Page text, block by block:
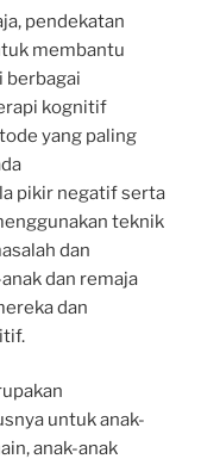
pendekatan
membantu
berbagai
kognitif
yang paling
pikir negatif serta
teknik
dan
dan remaja
dan
untuk anak-
anak-anak